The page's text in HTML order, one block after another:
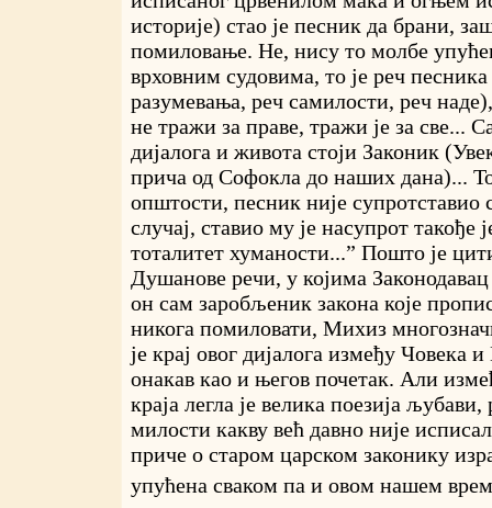
историје) стао је песник да брани,
помиловање. Не, нису то молбе
врховним судовима, то је реч
разумевања, реч самилости, реч
не тражи за праве, тражи је за све...
дијалога и живота стоји Законик
прича од Софокла до наших дана)...
општости, песник није супротставио
случај, ставио му је насупрот такође
тоталитет хуманости...” Пошто је
Душанове речи, у којима
он сам заробљеник закона које
никога помиловати, Михиз
је крај овог дијалога између Човека
онакав као и његов почетак. Али
краја легла је велика поезија
милости какву већ давно није
приче о старом царском законику
упућена сваком па и овом нашем